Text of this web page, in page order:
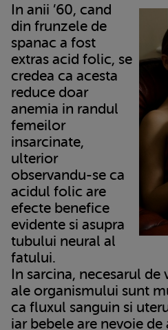
In anii ’60, cand
din frunzele de
spanac a fost
extras acid folic, se
credea ca acesta
reduce doar
anemia in randul
femeilor
insarcinate,
ulterior
observandu-se ca
acidul folic are
efecte benefice
evidente si asupra
tubului neural al
fatului.
In sarcina, necesarul
ale organismului sunt
ca fluxul sanguin si
iar bebele are nevoie